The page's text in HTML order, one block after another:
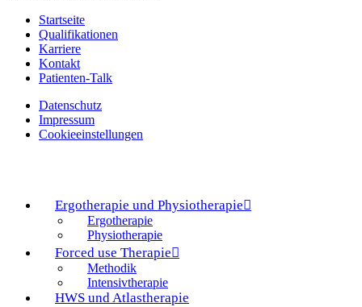
Startseite
Qualifikationen
Karriere
Kontakt
Patienten-Talk
Datenschutz
Impressum
Cookieeinstellungen
Ergotherapie und Physiotherapie
Ergotherapie
Physiotherapie
Forced use Therapie
Methodik
Intensivtherapie
HWS und Atlastherapie